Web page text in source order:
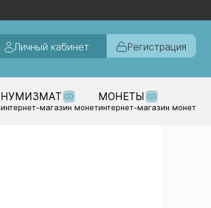
Личный кабинет Регистрация
НУМИЗМАТ
интернет-магазин монет
МОНЕТЫ
интернет-магазин монет